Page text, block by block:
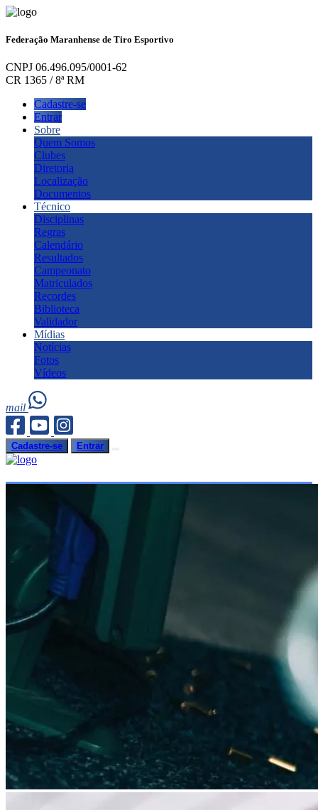
Federação Maranhense de Tiro Esportivo
CNPJ 06.496.095/0001-62
CR 1365 / 8ª RM
Cadastre-se
Entrar
Sobre
Quem Somos
Clubes
Diretoria
Localização
Documentos
Técnico
Disciplinas
Regras
Calendário
Resultados
Campeonato
Matriculados
Recordes
Biblioteca
Validador
Mídias
Notícias
Fotos
Vídeos
mail
Cadastre-se Entrar